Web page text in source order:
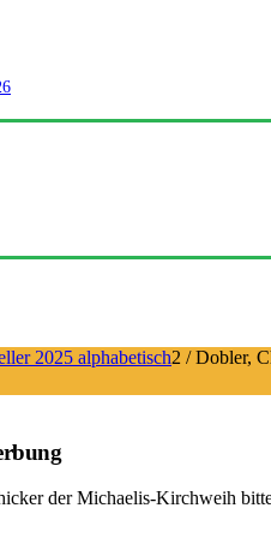
2025 alphabetisch2 / Dobler,
der Michaelis-Kirchweih